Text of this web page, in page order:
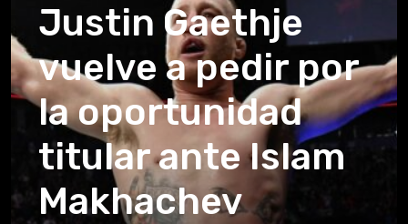
Justin Gaethje
vuelve a pedir por
la oportunidad
titular ante Islam
Makhachev